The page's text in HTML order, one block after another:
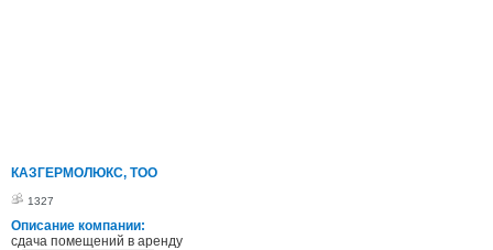
КАЗГЕРМОЛЮКС, ТОО
1327
Описание компании:
сдача помещений в аренду